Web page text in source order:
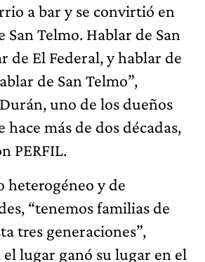
a bar y se convirtió en
Telmo. Hablar de San
de El Federal, y hablar de
de San Telmo”,
uno de los dueños
hace más de dos décadas,
PERFIL.
heterogéneo y de
“tenemos familias de
tres generaciones”,
lugar ganó su lugar en el